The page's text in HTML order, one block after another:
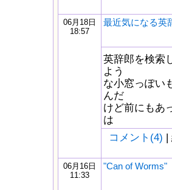
06月18日
18:57
最近気になる英
英辞郎を検索
よう
な小窓っぽい
んだ
けど前にもあ
は
コメント(4) |
06月16日
11:33
"Can of